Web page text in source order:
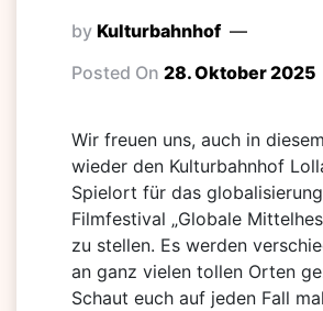
by Kulturbahnhof
Posted On 28. Oktober 2025
Wir freuen uns, auch in
wieder den Kulturbahnhof
Spielort für das
Filmfestival „Globale
zu stellen. Es werden
an ganz vielen tollen Orten
Schaut euch auf jeden Fall